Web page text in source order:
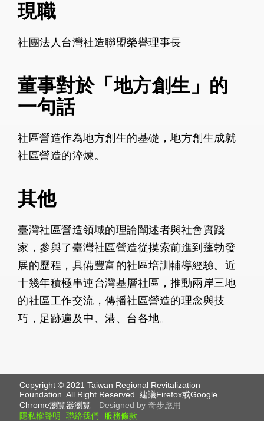
現職
社團法人台灣社造聯盟榮譽理事長
董事對於「地方創生」的
一句話
社區營造作為地方創生的基礎，地方創生成就
社區營造的淬煉。
其他
臺灣社區營造領域的理論闡述者與社會實踐
家，參與了臺灣社區營造從摸索前進到蓬勃發
展的歷程，具備豐富的社區培訓輔導經驗。近
十幾年積極串連台灣基層社區，推動兩岸三地
的社區工作交流，傳播社區營造的理念與技
巧，足跡遍及中、港、台各地。
Copyright © 2021 Taiwan Regional Revitalization
Foundation. All Right Reserved. 建議Firefox或Google
Chrome瀏覽器瀏覽
Designed by 奇步應用
隱私權聲明
聯絡我們 服務條款